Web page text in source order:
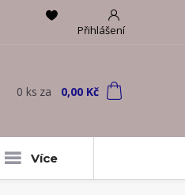
Přihlášení
0 ks za 0,00 Kč
Více